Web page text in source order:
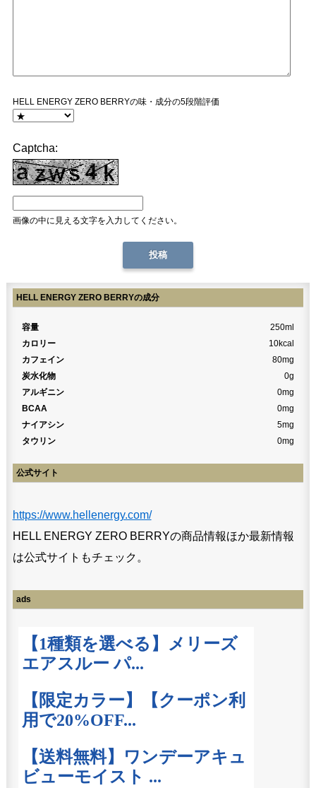
HELL ENERGY ZERO BERRYの味・成分の5段階評価
Captcha:
画像の中に見える文字を入力してください。
HELL ENERGY ZERO BERRYの成分
容量
250ml
カロリー
10kcal
カフェイン
80mg
炭水化物
0g
アルギニン
0mg
BCAA
0mg
ナイアシン
5mg
タウリン
0mg
公式サイト
https://www.hellenergy.com/
HELL ENERGY ZERO BERRYの商品情報ほか最新情報
は公式サイトもチェック。
ads